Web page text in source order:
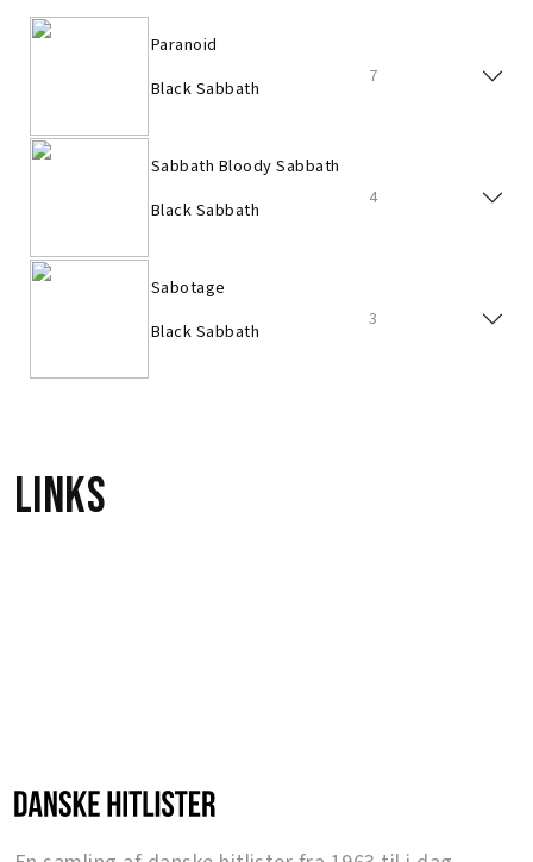
Paranoid
Black Sabbath
7
Sabbath Bloody Sabbath
Black Sabbath
4
Sabotage
Black Sabbath
3
Links